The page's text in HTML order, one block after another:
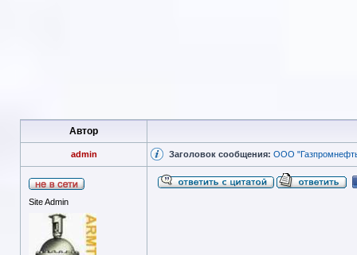
Автор
admin Заголовок сообщения: ООО
Site Admin